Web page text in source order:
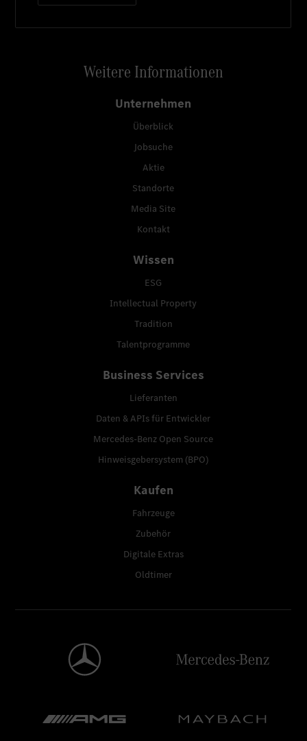
Weitere Informationen
Unternehmen
Überblick
Jobsuche
Aktie
Standorte
Media Site
Kontakt
Wissen
ESG
Intellectual Property
Tradition
Talentprogramme
Business Services
Lieferanten
Daten & APIs für Entwickler
Mercedes-Benz Open Source
Hinweisgebersystem (BPO)
Kaufen
Fahrzeuge
Zubehör
Digitale Extras
Oldtimer